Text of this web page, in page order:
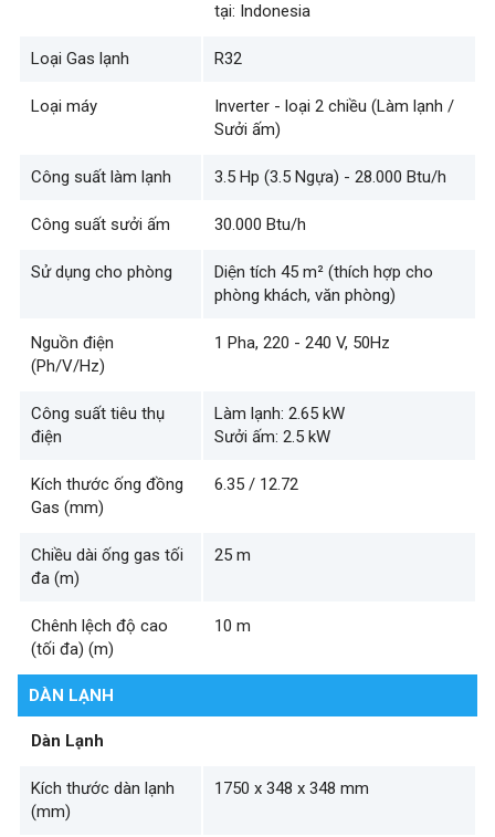
tại: Indonesia
Loại Gas lạnh R32
Loại máy
Inverter - loại 2 chiều (Làm lạnh /
Sưởi ấm)
Công suất làm lạnh 3.5 Hp (3.5 Ngựa) - 28.000 Btu/h
Công suất sưởi ấm 30.000 Btu/h
Sử dụng cho phòng
Diện tích 45 m² (thích hợp cho
phòng khách, văn phòng)
Nguồn điện
(Ph/V/Hz)
1 Pha, 220 - 240 V, 50Hz
Công suất tiêu thụ
điện
Làm lạnh: 2.65 kW
Sưởi ấm: 2.5 kW
Kích thước ống đồng
Gas (mm)
6.35 / 12.72
Chiều dài ống gas tối
đa (m)
25 m
Chênh lệch độ cao
(tối đa) (m)
10 m
DÀN LẠNH
Dàn Lạnh
Kích thước dàn lạnh
(mm)
1750 x 348 x 348 mm